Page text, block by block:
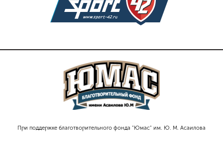
При поддержке благотворительного фонда "Юмас" им. Ю. М. Асаилова